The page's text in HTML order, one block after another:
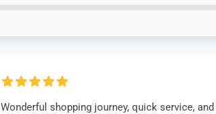
Wonderful shopping journey, quick service, and